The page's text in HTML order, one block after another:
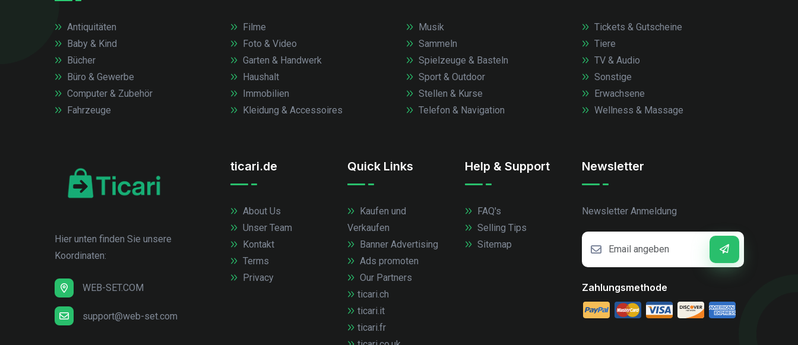
Antiquitäten
Baby & Kind
Bücher
Büro & Gewerbe
Computer & Zubehör
Fahrzeuge
Filme
Foto & Video
Garten & Handwerk
Haushalt
Immobilien
Kleidung & Accessoires
Musik
Sammeln
Spielzeuge & Basteln
Sport & Outdoor
Stellen & Kurse
Telefon & Navigation
Tickets & Gutscheine
Tiere
TV & Audio
Sonstige
Erwachsene
Wellness & Massage
Hier unten finden Sie unsere
Koordinaten:
WEB-SET.COM
support@web-set.com
ticari.de
About Us
Unser Team
Kontakt
Terms
Privacy
Quick Links
Kaufen und
Verkaufen
Banner Advertising
Ads promoten
Our Partners
ticari.ch
ticari.it
ticari.fr
Help & Support
FAQ's
Selling Tips
Sitemap
Newsletter
Newsletter Anmeldung
Zahlungsmethode